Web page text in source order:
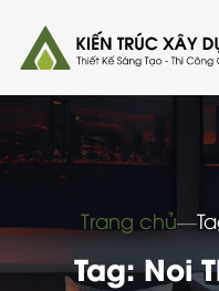
Trang chủ―
Tag: Noi